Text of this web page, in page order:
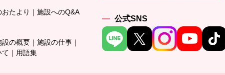
たより 施設へのQ&A
設の概要
施設の仕事
て
用語集
公式SNS